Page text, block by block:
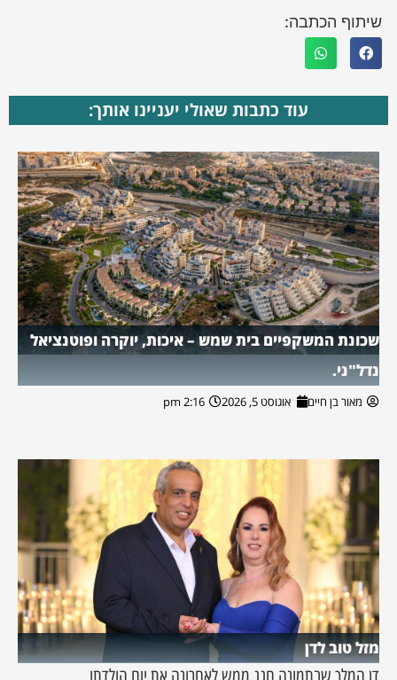
שיתוף הכתבה:
עוד כתבות שאולי יעניינו אותך:
שכונת המשקפיים בית שמש – איכות, יוקרה ופוטנציאל
נדל"ני.
מאור בן חיים אוגוסט 5, 2026 2:16 pm
מזל טוב לדן